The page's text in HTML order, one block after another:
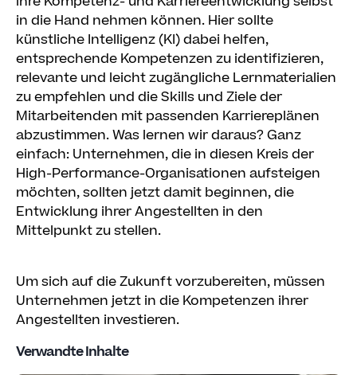
in die Hand nehmen können. Hier sollte
künstliche Intelligenz (KI) dabei helfen,
entsprechende Kompetenzen zu identifizieren,
relevante und leicht zugängliche Lernmaterialien
zu empfehlen und die Skills und Ziele der
Mitarbeitenden mit passenden Karriereplänen
abzustimmen. Was lernen wir daraus? Ganz
einfach: Unternehmen, die in diesen Kreis der
High-Performance-Organisationen aufsteigen
möchten, sollten jetzt damit beginnen, die
Entwicklung ihrer Angestellten in den
Mittelpunkt zu stellen.
Um sich auf die Zukunft vorzubereiten, müssen
Unternehmen jetzt in die Kompetenzen ihrer
Angestellten investieren.
Verwandte Inhalte